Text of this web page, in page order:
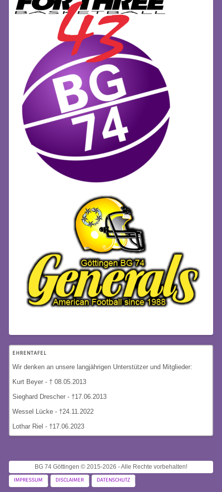
EHRENTAFEL
Wir denken an unsere langjährigen Unterstützer und Mitglieder:
Kurt Beyer - † 08.05.2013
Sieghard Drescher - †17.06.2013
Wessel Lücke - †24.11.2022
Lothar Riel - †17.06.2023
BG 74 Göttingen © 2015-2026 - Alle Rechte vorbehalten!
IMPRESSUM DISCLAIMER DATENSCHUTZ